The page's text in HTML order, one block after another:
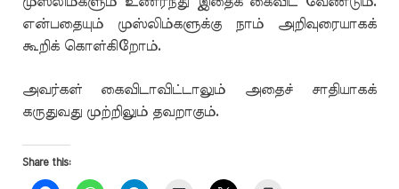
என்பதையும் முஸ்லிம்களுக்கு நாம் அறிவுரையாகக்
கூறிக் கொள்கிறோம்.
அவர்கள் கைவிடாவிட்டாலும் அதைச் சாதியாகக்
கருதுவது முற்றிலும் தவறாகும்.
Share this: